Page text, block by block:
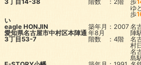
ゆ
歩
い
eagle HONJIN
愛知県名古屋市中村区本陣通
3丁目53-7
築年月：2007
年8月
階数 ：4階
名
陣
名
村
名
島